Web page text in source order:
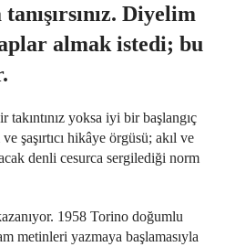
Diyelim
almak istedi; bu
yoksa iyi bir başlangıç
şaşırtıcı hikâye örgüsü; akıl ve
denli cesurca sergilediği norm
1958 Torino doğumlu
metinleri yazmaya başlamasıyla